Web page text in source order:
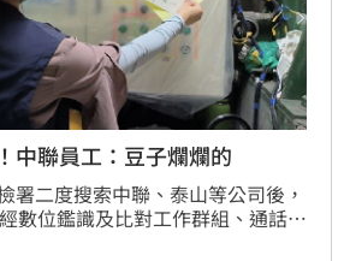
中聯員工：豆子爛爛的
署二度搜索中聯、泰山等公司後，
數位鑑識及比對工作群組、通話紀